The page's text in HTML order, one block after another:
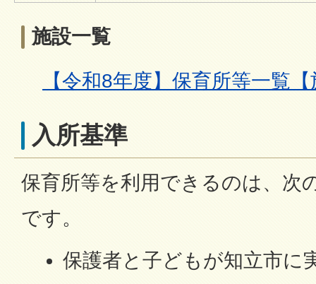
施設一覧
【令和8年度】保育所等一覧
入所基準
保育所等を利用できるのは、次
です。
保護者と子どもが知立市に